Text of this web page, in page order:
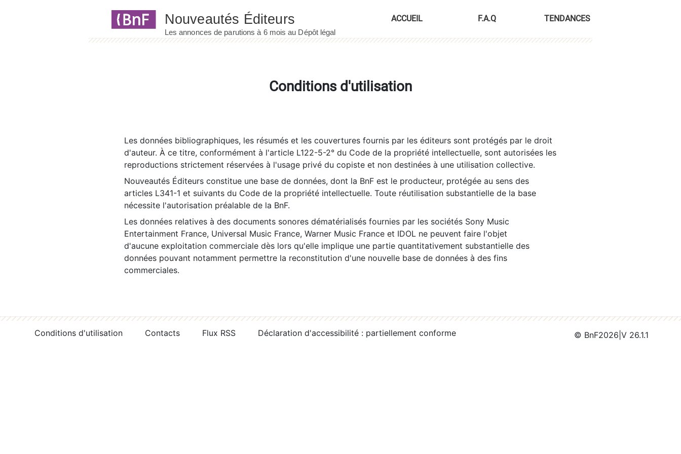
ACCUEIL F.A.Q TENDANCES
Conditions d'utilisation
Les données bibliographiques, les résumés et les couvertures fournis par les éditeurs sont protégés par le droit
d'auteur. À ce titre, conformément à l'article L122-5-2° du Code de la propriété intellectuelle, sont autorisées les
reproductions strictement réservées à l'usage privé du copiste et non destinées à une utilisation collective.
Nouveautés Éditeurs constitue une base de données, dont la BnF est le producteur, protégée au sens des
articles L341-1 et suivants du Code de la propriété intellectuelle. Toute réutilisation substantielle de la base
nécessite l'autorisation préalable de la BnF.
Les données relatives à des documents sonores dématérialisés fournies par les sociétés Sony Music
Entertainment France, Universal Music France, Warner Music France et IDOL ne peuvent faire l'objet
d'aucune exploitation commerciale dès lors qu'elle implique une partie quantitativement substantielle des
données pouvant notamment permettre la reconstitution d'une nouvelle base de données à des fins
commerciales.
Conditions d'utilisation Contacts Flux RSS Déclaration d'accessibilité : partiellement conforme © BnF2026 V 26.1.1